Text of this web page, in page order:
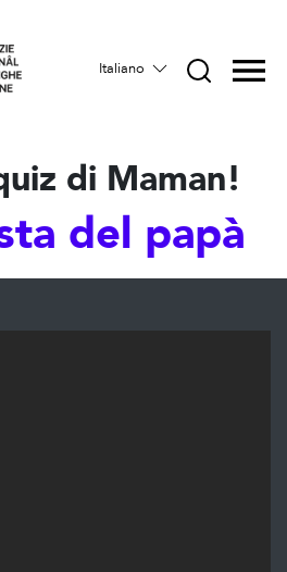
Italiano
di Maman!
del papà